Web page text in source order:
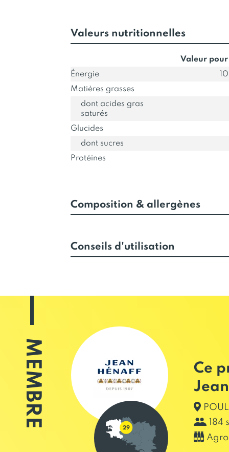
Valeurs nutritionnelles
Valeur pour
Énergie
Matières grasses
dont acides gras
saturés
Glucides
dont sucres
Protéines
Composition & allergènes
Conseils d'utilisation
MEMBRE
Ce
184